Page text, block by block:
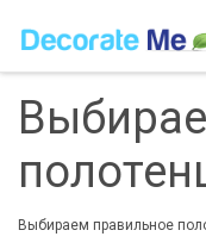
Выбираем правильное